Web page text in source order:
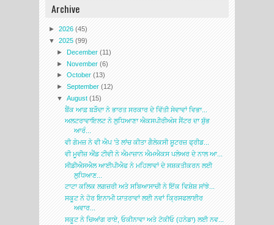
Archive
► 2026 (45)
▼ 2025 (99)
► December(11)
►November(6)
►October(13)
►September(12)
▼August(15)
ਬੈਂਕ ਆਫ਼ ਬੜੌਦਾ ਨੇ ਭਾਰਤ ਸਰਕਾਰ ਦੇ ਵਿੱਤੀ ਸੇਵਾਵਾਂ ਵਿਭਾ...
ਅਲਟਰਾਵਾਇਲਟ ਨੇ ਲੁਧਿਆਣਾ ਐਕਸਪੀਰੀਅੰਸ ਸੈਂਟਰ ਦਾ ਸ਼ੁੱਭ
ਆਰੰ...
ਵੀ ਗੇਮਜ਼ ਨੇ ਵੀ ਐਪ ’ਤੇ ਲਾਂਚ ਕੀਤਾ ਗੈਲੇਕਸੀ ਸ਼ੂਟਰਜ਼ ਫ੍ਰੀਡ...
ਵੀ ਮੂਵੀਜ਼ ਐਂਡ ਟੀਵੀ ਨੇ ਐਮਾਜ਼ਾਨ ਐਮਐਕਸ ਪਲੇਅਰ ਦੇ ਨਾਲ ਆ...
ਸੀਡੀਐਸਐਲ ਆਈਪੀਐਫ ਨੇ ਮਹਿਲਾਵਾਂ ਦੇ ਸਸ਼ਕਤੀਕਰਨ ਲਈ
ਲੁਧਿਆਣ...
ਟਾਟਾ ਕਲਿਕ ਲਗਜ਼ਰੀ ਅਤੇ ਸਬਿਆਸਾਚੀ ਨੇ ਇੱਕ ਵਿਸ਼ੇਸ਼ ਸਾਂਝੇ...
ਸਕੂਟ ਨੇ ਹੋਰ ਇਨਾਮੀ ਯਾਤਰਾਵਾਂ ਲਈ ਨਵਾਂ ਕ੍ਰਿਸਫਲਾਈਰ
ਅਵਾਰ...
ਸਕੂਟ ਨੇ ਚਿਆਂਗ ਰਾਏ, ਓਕੀਨਾਵਾ ਅਤੇ ਟੋਕੀਓ (ਹਨੇਡਾ) ਲਈ ਨਵ...